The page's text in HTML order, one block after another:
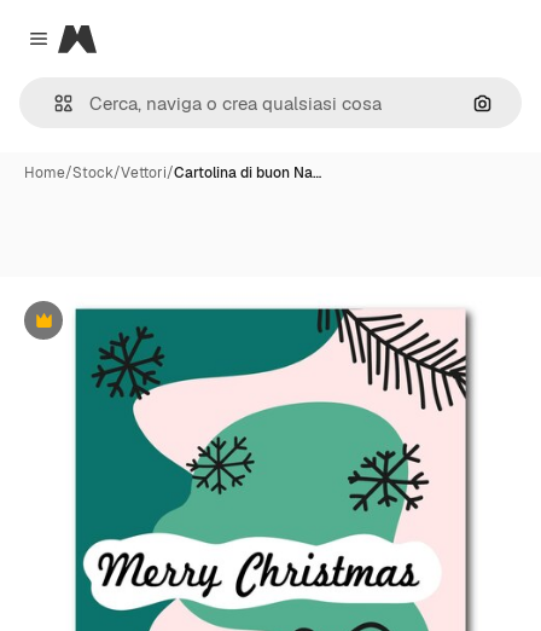
Close menu
Magnific
Cerca
Home/Stock/Vettori/Cartolina di buon Na…
Premium